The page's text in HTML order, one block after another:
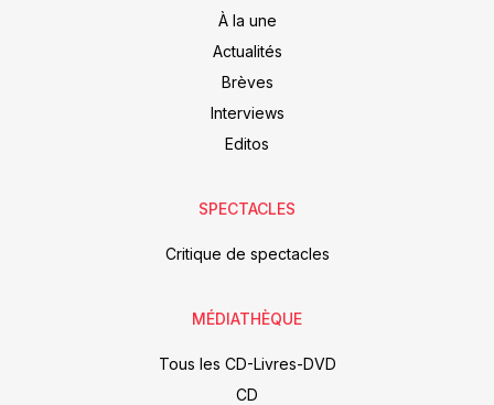
À la une
Actualités
Brèves
Interviews
Editos
SPECTACLES
Critique de spectacles
MÉDIATHÈQUE
Tous les CD-Livres-DVD
CD